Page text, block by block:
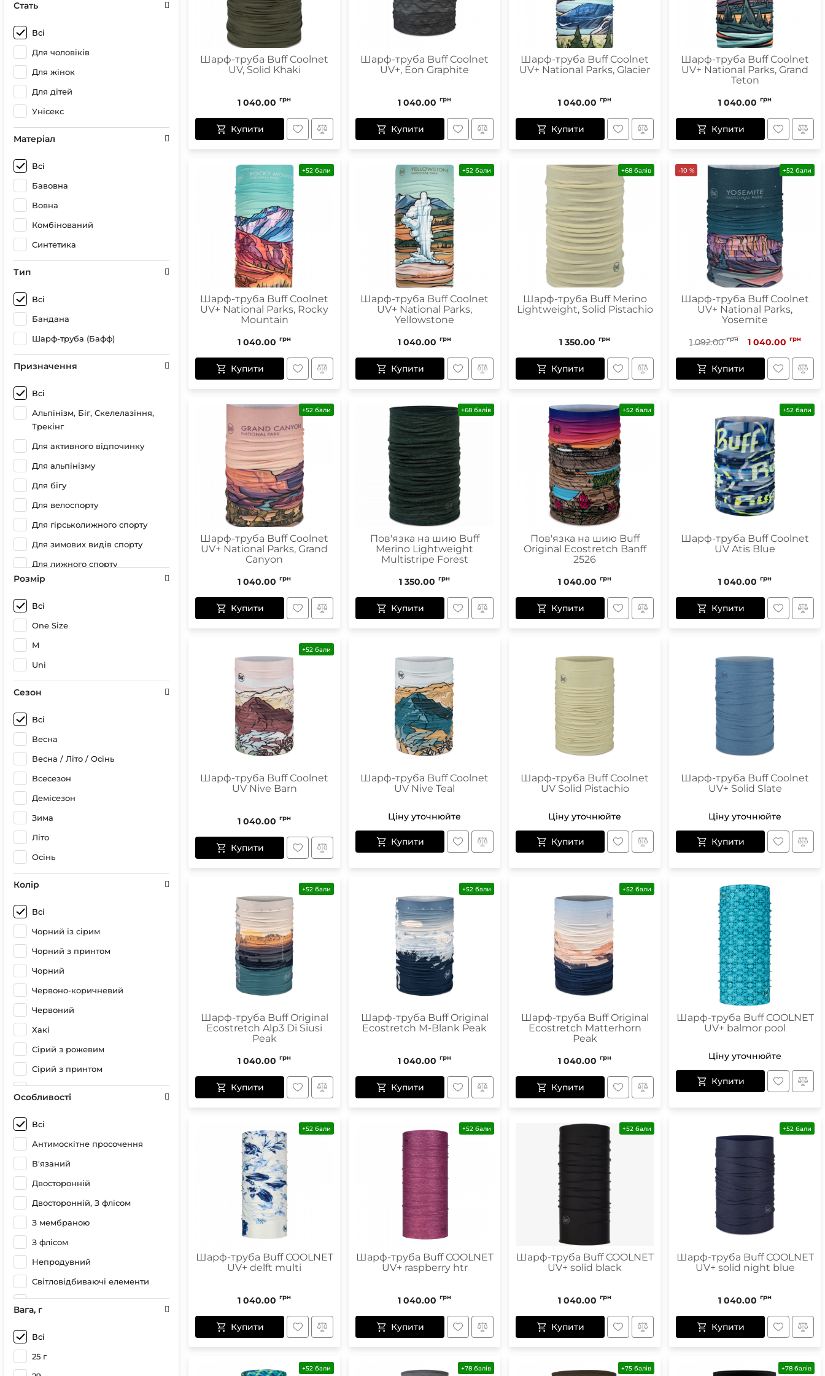
Стать
Всі
Для чоловіків
Для жінок
Для дітей
Унісекс
Матеріал
Всі
Бавовна
Вовна
Комбінований
Синтетика
Тип
Всі
Бандана
Шарф-труба (Бафф)
Призначення
Всі
Альпінізм, Біг, Скелелазіння,
Трекінг
Для активного відпочинку
Для альпінізму
Для бігу
Для велоспорту
Для гірськолижного спорту
Для зимових видів спорту
Для лижного спорту
Для міста
Для мотоспорту
Для повсякдення
Для подорожей
Для походів
Для походів
Для скелелазіння
Для сноубордингу
Для собак
Для туризму
Для хайкінгу
Розмір
Всі
One Size
M
Uni
Сезон
Всі
Весна
Весна / Літо / Осінь
Всесезон
Демісезон
Зима
Літо
Осінь
Колір
Всі
Чорний із сірим
Чорний з принтом
Чорний
Червоно-коричневий
Червоний
Хакі
Сірий з рожевим
Сірий з принтом
Сірий
Синій
Рожевий
Різнокольоровий
Принт
Коричневий з принтом
Коричневий
Камуфляжний
Зелений з принтом
Зелений
Особливості
Всі
Антимоскітне просочення
В'язаний
Двосторонній
Двосторонній, З флісом
З мембраною
З флісом
Непродувний
Світловідбиваючі елементи
Світловідбивний
Вага, г
Всі
25 г
Шарф-труба Buff Coolnet
UV, Solid Khaki
1 040.00 грн
Купити
Шарф-труба Buff Coolnet
UV+, Eon Graphite
1 040.00 грн
Купити
Шарф-труба Buff Coolnet
UV+ National Parks, Glacier
1 040.00 грн
Купити
Шарф-труба Buff Coolnet
UV+ National Parks, Grand
Teton
1 040.00 грн
Купити
+52 бали
Шарф-труба Buff Coolnet
UV+ National Parks, Rocky
Mountain
1 040.00 грн
Купити
+52 бали
Шарф-труба Buff Coolnet
UV+ National Parks,
Yellowstone
1 040.00 грн
Купити
+68 балів
Шарф-труба Buff Merino
Lightweight, Solid Pistachio
1 350.00 грн
Купити
-10 % +52 бали
Шарф-труба Buff Coolnet
UV+ National Parks,
Yosemite
1 092.00 грн 1 040.00 грн
Купити
+52 бали
Шарф-труба Buff Coolnet
UV+ National Parks, Grand
Canyon
1 040.00 грн
Купити
+68 балів
Пов'язка на шию Buff
Merino Lightweight
Multistripe Forest
1 350.00 грн
Купити
+52 бали
Пов'язка на шию Buff
Original Ecostretch Banff
2526
1 040.00 грн
Купити
+52 бали
Шарф-труба Buff Coolnet
UV Atis Blue
1 040.00 грн
Купити
+52 бали
Шарф-труба Buff Coolnet
UV Nive Barn
1 040.00 грн
Купити
Шарф-труба Buff Coolnet
UV Nive Teal
Ціну уточнюйте
Купити
Шарф-труба Buff Coolnet
UV Solid Pistachio
Ціну уточнюйте
Купити
Шарф-труба Buff Coolnet
UV+ Solid Slate
Ціну уточнюйте
Купити
+52 бали
Шарф-труба Buff Original
Ecostretch Alp3 Di Siusi
Peak
1 040.00 грн
Купити
+52 бали
Шарф-труба Buff Original
Ecostretch M-Blank Peak
1 040.00 грн
Купити
+52 бали
Шарф-труба Buff Original
Ecostretch Matterhorn
Peak
1 040.00 грн
Купити
Шарф-труба Buff COOLNET
UV+ balmor pool
Ціну уточнюйте
Купити
+52 бали
Шарф-труба Buff COOLNET
UV+ delft multi
1 040.00 грн
Купити
+52 бали
Шарф-труба Buff COOLNET
UV+ raspberry htr
1 040.00 грн
Купити
+52 бали
Шарф-труба Buff COOLNET
UV+ solid black
1 040.00 грн
Купити
+52 бали
Шарф-труба Buff COOLNET
UV+ solid night blue
1 040.00 грн
Купити
+52 бали +78 балів +75 балів +78 балів